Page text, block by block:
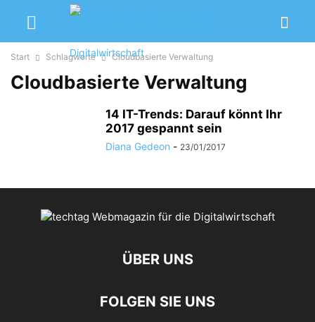
Start Schlagworte Cloudbasierte Verwaltung
Cloudbasierte Verwaltung
14 IT-Trends: Darauf könnt Ihr
2017 gespannt sein
Diana Gedeon - 23/01/2017
ÜBER UNS
FOLGEN SIE UNS